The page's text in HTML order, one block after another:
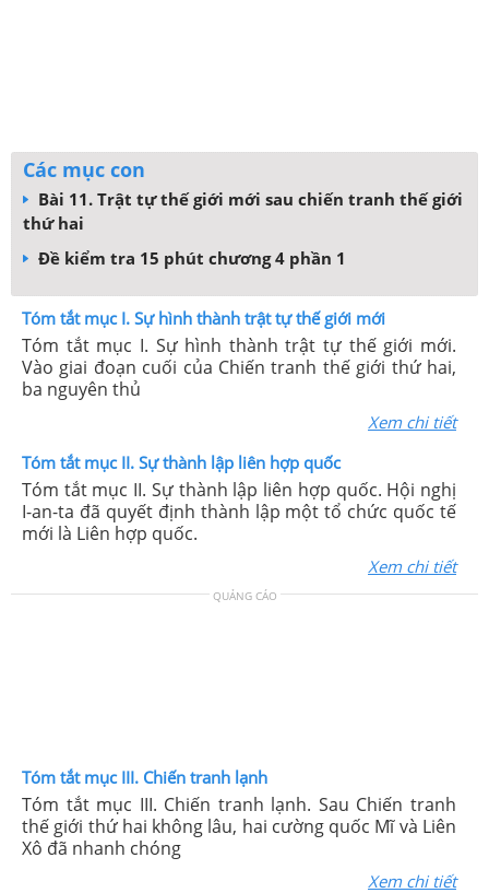
Các mục con
Bài 11. Trật tự thế giới mới sau chiến tranh thế giới
thứ hai
Đề kiểm tra 15 phút chương 4 phần 1
Tóm tắt mục I. Sự hình thành trật tự thế giới mới
Tóm tắt mục I. Sự hình thành trật tự thế giới mới.
Vào giai đoạn cuối của Chiến tranh thế giới thứ hai,
ba nguyên thủ
Xem chi tiết
Tóm tắt mục II. Sự thành lập liên hợp quốc
Tóm tắt mục II. Sự thành lập liên hợp quốc. Hội nghị
I-an-ta đã quyết định thành lập một tổ chức quốc tế
mới là Liên hợp quốc.
Xem chi tiết
QUẢNG CÁO
Tóm tắt mục III. Chiến tranh lạnh
Tóm tắt mục III. Chiến tranh lạnh. Sau Chiến tranh
thế giới thứ hai không lâu, hai cường quốc Mĩ và Liên
Xô đã nhanh chóng
Xem chi tiết